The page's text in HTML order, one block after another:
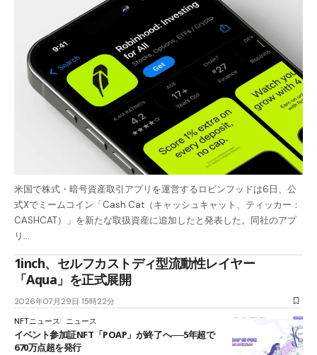
米国で株式・暗号資産取引アプリを運営するロビンフッドは6日、公
式Xでミームコイン「Cash Cat（キャッシュキャット、ティッカー：
CASHCAT）」を新たな取扱資産に追加したと発表した。同社のアプ
リ…
1inch、セルフカストディ型流動性レイヤー
「Aqua」を正式展開
2026年07月29日 15時22分
NFTニュース
ニュース
イベント参加証NFT「POAP」が終了へ──5年超で
670万点超を発行